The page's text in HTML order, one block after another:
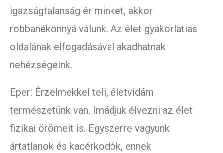
igazságtalanság ér minket, akkor
robbanékonnyá válunk. Az élet gyakorlatias
oldalának elfogadásával akadhatnak
nehézségeink.
Eper: Érzelmekkel teli, életvidám
természetünk van. Imádjuk élvezni az élet
fizikai örömeit is. Egyszerre vagyunk
ártatlanok és kacérkodók, ennek